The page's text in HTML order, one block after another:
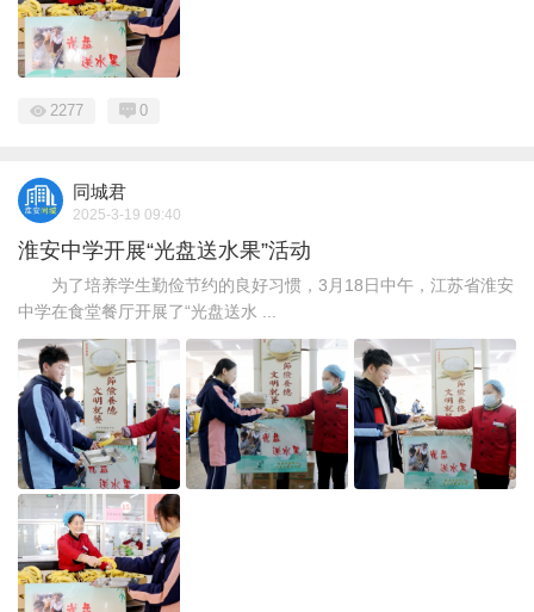
2277 0
同城君
2025-3-19 09:40
淮安中学开展“光盘送水果”活动
为了培养学生勤俭节约的良好习惯，3月18日中午，江苏省淮安
中学在食堂餐厅开展了“光盘送水 ...